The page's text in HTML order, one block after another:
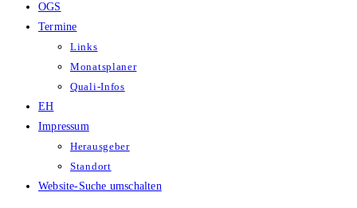
OGS
Termine
Links
Monatsplaner
Quali-Infos
EH
Impressum
Herausgeber
Standort
Website-Suche umschalten